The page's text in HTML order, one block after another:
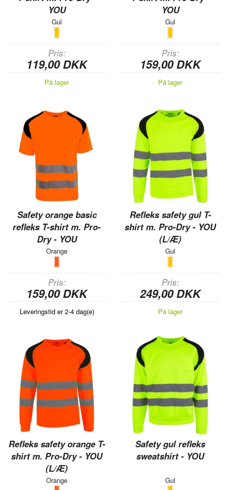
YOU
Gul
Pris
119,00 DKK
På lager
YOU
Gul
Pris
159,00 DKK
På lager
Safety orange basic
refleks T-shirt m. Pro-
Dry - YOU
Orange
Pris
159,00 DKK
Leveringstid er 2-4 dag(e)
Refleks safety gul T-
shirt m. Pro-Dry - YOU
(L/Æ)
Gul
Pris
249,00 DKK
På lager
Refleks safety orange T-
shirt m. Pro-Dry - YOU
(L/Æ)
Orange
Safety gul refleks
sweatshirt - YOU
Gul